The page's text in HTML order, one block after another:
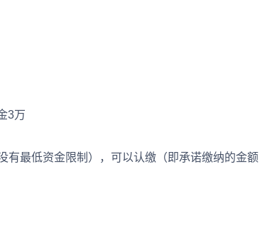
3万
最低资金限制），可以认缴（即承诺缴纳的金额